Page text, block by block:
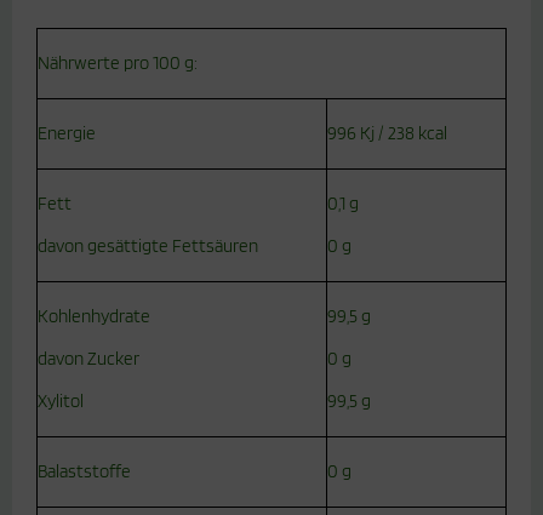
Nährwerte pro 100 g:
Energie 996 Kj / 238 kcal
Fett
davon gesättigte Fettsäuren
0,1 g
0 g
Kohlenhydrate
davon Zucker
Xylitol
99,5 g
0 g
99,5 g
Balaststoffe 0 g